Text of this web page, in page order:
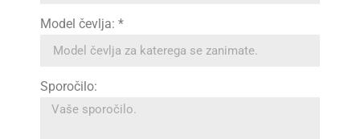
Model čevlja: *
Sporočilo: